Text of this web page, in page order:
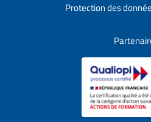
Protection des